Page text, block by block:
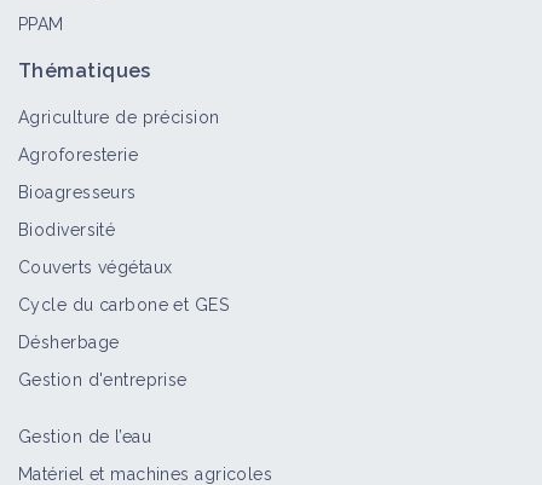
PPAM
Thématiques
Agriculture de précision
Agroforesterie
Bioagresseurs
Biodiversité
Couverts végétaux
Cycle du carbone et GES
Désherbage
Gestion d'entreprise
Gestion de l’eau
Matériel et machines agricoles